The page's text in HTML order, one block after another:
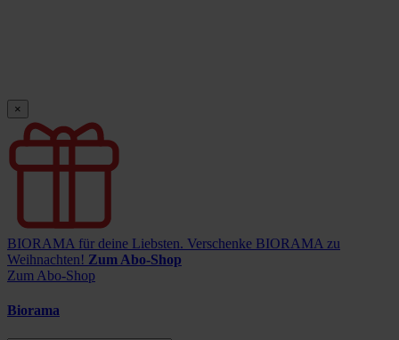
×
BIORAMA für deine Liebsten. Verschenke BIORAMA zu
Weihnachten! Zum Abo-Shop
Zum Abo-Shop
Biorama